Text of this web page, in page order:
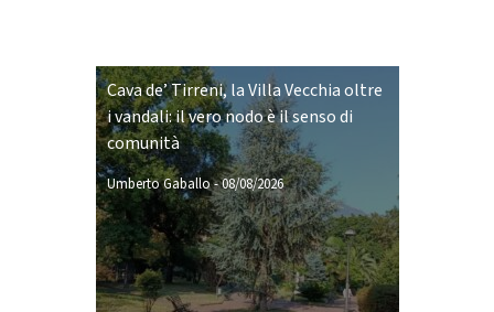
Cava de’ Tirreni, la Villa Vecchia oltre
i vandali: il vero nodo è il senso di
comunità
Umberto Gaballo-08/08/2026